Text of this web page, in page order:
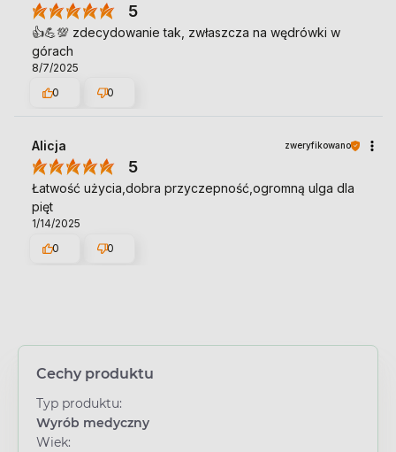
5
👍️💪💯 zdecydowanie tak, zwłaszcza na wędrówki w
górach
8/7/2025
0
0
Alicja zweryfikowano
5
Łatwość użycia,dobra przyczepność,ogromną ulga dla
pięt
1/14/2025
0
0
Cechy produktu
Typ produktu:
Wyrób medyczny
Wiek: